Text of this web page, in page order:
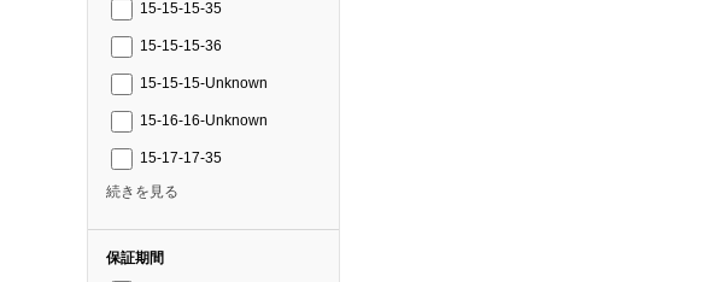
15-15-15-35
15-15-15-36
15-15-15-Unknown
15-16-16-Unknown
15-17-17-35
続きを見る
保証期間